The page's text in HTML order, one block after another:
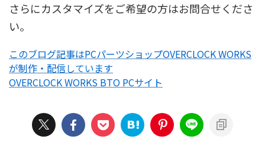
さらにカスタマイズをご希望の方はお問合せくださ
い。
このブログ記事はPCパーツショップOVERCLOCK WORKS
が制作・配信しています
OVERCLOCK WORKS BTO PCサイト